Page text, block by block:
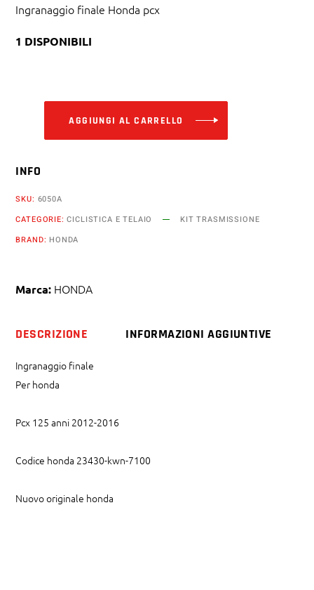
Ingranaggio finale Honda pcx
1 DISPONIBILI
AGGIUNGI AL CARRELLO
INFO
SKU: 6050A
CATEGORIE:CICLISTICA E TELAIO
KIT TRASMISSIONE
BRAND: HONDA
Marca: HONDA
DESCRIZIONE INFORMAZIONI AGGIUNTIVE
Ingranaggio finale
Per honda
Pcx 125 anni 2012-2016
Codice honda 23430-kwn-7100
Nuovo originale honda